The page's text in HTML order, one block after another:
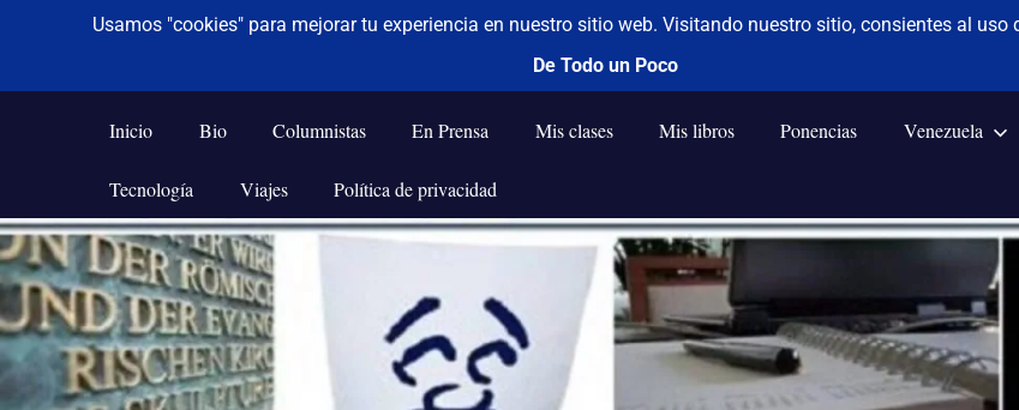
Saltar
al
contenido
De todo un poco
Frases,
Humor,
Tecnología
y
Viajes
Inicio Bio Columnistas En Prensa Mis clases Mis libros Ponencias Venezuela
Tecnología Viajes Política de privacidad